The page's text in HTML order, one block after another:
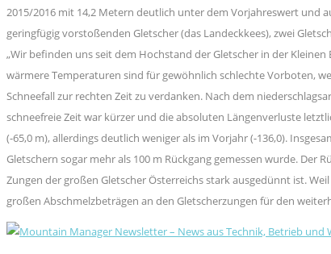
2015/2016 mit 14,2 Metern deutlich unter dem Vorjahreswert und
geringfügig vorstoßenden Gletscher (das Landeckkees), zwei
„Wir befinden uns seit dem Hochstand der Gletscher in der
wärmere Temperaturen sind für gewöhnlich schlechte Vorboten,
Schneefall zur rechten Zeit zu verdanken. Nach dem
schneefreie Zeit war kürzer und die absoluten Längenverluste
(-65,0 m), allerdings deutlich weniger als im Vorjahr (-136,0).
Gletschern sogar mehr als 100 m Rückgang gemessen wurde. Der
Zungen der großen Gletscher Österreichs stark ausgedünnt ist.
großen Abschmelzbeträgen an den Gletscherzungen für den